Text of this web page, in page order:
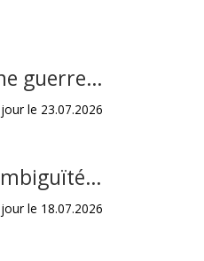
guerre…
le 23.07.2026
le 18.07.2026